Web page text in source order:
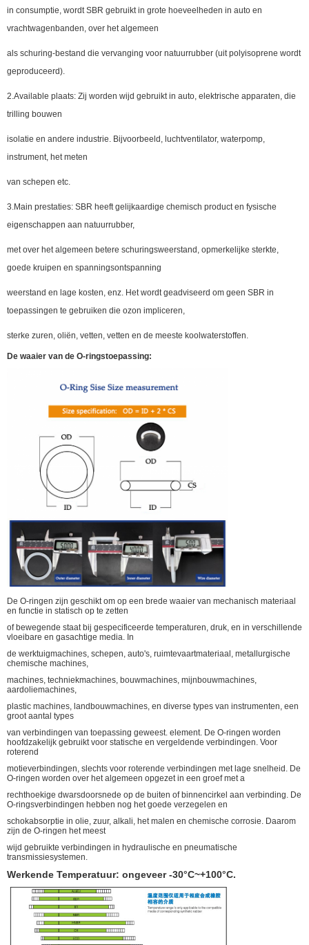
in consumptie, wordt SBR gebruikt in grote hoeveelheden in auto en
vrachtwagenbanden, over het algemeen
als schuring-bestand die vervanging voor natuurrubber (uit polyisoprene wordt
geproduceerd).
2.Available plaats: Zij worden wijd gebruikt in auto, elektrische apparaten, die
trilling bouwen
isolatie en andere industrie. Bijvoorbeeld, luchtventilator, waterpomp,
instrument, het meten
van schepen etc.
3.Main prestaties: SBR heeft gelijkaardige chemisch product en fysische
eigenschappen aan natuurrubber,
met over het algemeen betere schuringsweerstand, opmerkelijke sterkte,
goede kruipen en spanningsontspanning
weerstand en lage kosten, enz. Het wordt geadviseerd om geen SBR in
toepassingen te gebruiken die ozon impliceren,
sterke zuren, oliën, vetten, vetten en de meeste koolwaterstoffen.
De waaier van de O-ringstoepassing:
De O-ringen zijn geschikt om op een brede waaier van mechanisch materiaal
en functie in statisch op te zetten
of bewegende staat bij gespecificeerde temperaturen, druk, en in verschillende
vloeibare en gasachtige media. In
de werktuigmachines, schepen, auto's, ruimtevaartmateriaal, metallurgische
chemische machines,
machines, techniekmachines, bouwmachines, mijnbouwmachines,
aardoliemachines,
plastic machines, landbouwmachines, en diverse types van instrumenten, een
groot aantal types
van verbindingen van toepassing geweest. element. De O-ringen worden
hoofdzakelijk gebruikt voor statische en vergeldende verbindingen. Voor
roterend
motieverbindingen, slechts voor roterende verbindingen met lage snelheid. De
O-ringen worden over het algemeen opgezet in een groef met a
rechthoekige dwarsdoorsnede op de buiten of binnencirkel aan verbinding. De
O-ringsverbindingen hebben nog het goede verzegelen en
schokabsorptie in olie, zuur, alkali, het malen en chemische corrosie. Daarom
zijn de O-ringen het meest
wijd gebruikte verbindingen in hydraulische en pneumatische
transmissiesystemen.
Werkende Temperatuur: ongeveer -30°C~+100°C.